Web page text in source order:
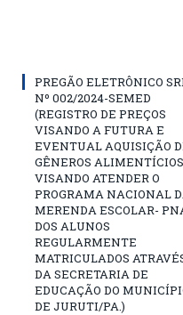
PREGÃO ELETRÔNICO
Nº 002/2024-SEMED
(REGISTRO DE PREÇOS
VISANDO A FUTURA E
EVENTUAL AQUISIÇÃO
GÊNEROS ALIMENTÍCIOS
VISANDO ATENDER O
PROGRAMA NACIONAL
MERENDA ESCOLAR-
DOS ALUNOS
REGULARMENTE
MATRICULADOS
DA SECRETARIA DE
EDUCAÇÃO DO
DE JURUTI/PA.)